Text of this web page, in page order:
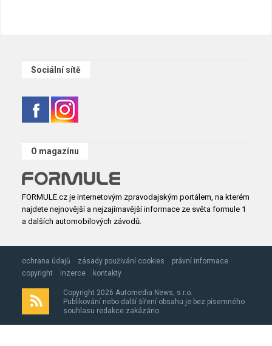
Sociální sítě
O magazínu
FORMULE.cz je internetovým zpravodajským portálem, na kterém
najdete nejnovější a nejzajímavější informace ze světa formule 1
a dalších automobilových závodů.
ochrana údajů zásady použivání cookies
právní informace
copyright
inzerce kontakty
Copyright 2026 Automedia News, s.r.o.
Publikování nebo další šíření obsahu je bez písemného
souhlasu redakce zakázáno.